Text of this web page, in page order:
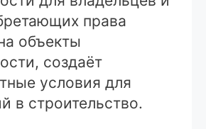
права
объекты
создаёт
условия для
в строительство.